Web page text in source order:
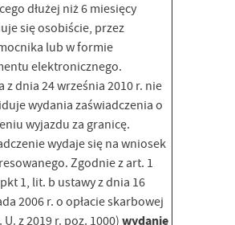
dłużej niż 6 miesięcy
się osobiście, przez
lub w formie
elektronicznego.
z dnia 24 września 2010 r. nie
wydania zaświadczenia o
wyjazdu za granicę.
wydaje się na wniosek
Zgodnie z art. 1
1, lit. b ustawy z dnia 16
2006 r. o opłacie skarbowej
U. z 2019 r. poz. 1000) wydanie